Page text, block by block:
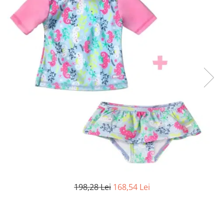
Kituri de siguranta pentru copii si
bebelusi
Protectii casa
Protectii utile
Poarta siguranta copii
Deflectoare pentru aer conditionat
Casti antifonice pentru copii si
Echipament protectie bicicleta si
Haine & accesorii plaja198,28 Lei 168,54 Lei